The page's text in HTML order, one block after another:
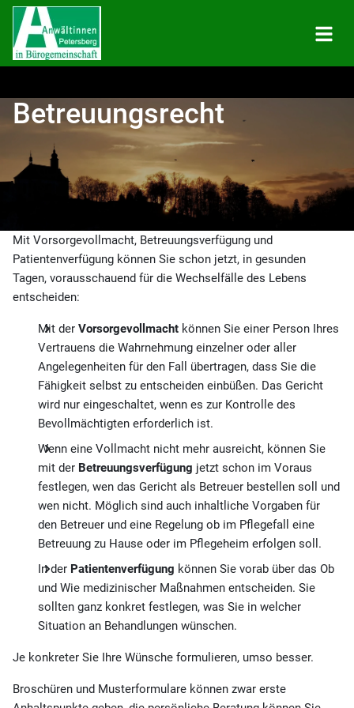
Betreuungsrecht
Mit Vorsorgevollmacht, Betreuungsverfügung und
Patientenverfügung können Sie schon jetzt, in gesunden
Tagen, vorausschauend für die Wechselfälle des Lebens
entscheiden:
Mit der Vorsorgevollmacht können Sie einer Person Ihres
Vertrauens die Wahrnehmung einzelner oder aller
Angelegenheiten für den Fall übertragen, dass Sie die
Fähigkeit selbst zu entscheiden einbüßen. Das Gericht
wird nur eingeschaltet, wenn es zur Kontrolle des
Bevollmächtigten erforderlich ist.
Wenn eine Vollmacht nicht mehr ausreicht, können Sie
mit der Betreuungsverfügung jetzt schon im Voraus
festlegen, wen das Gericht als Betreuer bestellen soll und
wen nicht. Möglich sind auch inhaltliche Vorgaben für
den Betreuer und eine Regelung ob im Pflegefall eine
Betreuung zu Hause oder im Pflegeheim erfolgen soll.
In der Patientenverfügung können Sie vorab über das Ob
und Wie medizinischer Maßnahmen entscheiden. Sie
sollten ganz konkret festlegen, was Sie in welcher
Situation an Behandlungen wünschen.
Je konkreter Sie Ihre Wünsche formulieren, umso besser.
Broschüren und Musterformulare können zwar erste